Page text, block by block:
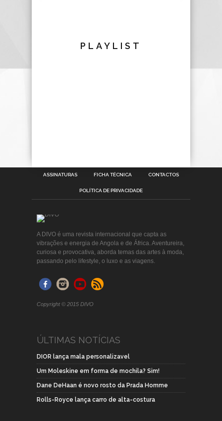
PLAYLIST
ASSINATURAS FICHA TÉCNICA CONTACTOS
POLÍTICA DE PRIVACIDADE
A DIVO é uma revista internacional que capta as
vibrações e energia de Angola e de África. Aventureira,
curiosa e provocativa, aborda temas das artes à moda,
passando pelo lifestyle, o luxo e as viagens.
Copyright © 2015 DIVO
ÚLTIMAS NOTÍCIAS
DIOR lança mala personalizavel
Um Moleskine em forma de mochila? Sim!
Dane DeHaan é novo rosto da Prada Homme
Rolls-Royce lança carro de alta-costura